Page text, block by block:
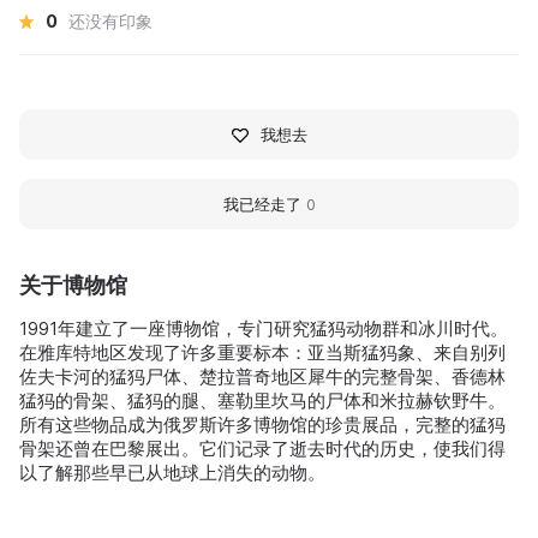
关于博物馆
1991年建立了一座博物馆，专门研究猛犸动物群和冰川时代。
在雅库特地区发现了许多重要标本：亚当斯猛犸象、来自别列
佐夫卡河的猛犸尸体、楚拉普奇地区犀牛的完整骨架、香德林
猛犸的骨架、猛犸的腿、塞勒里坎马的尸体和米拉赫钦野牛。
所有这些物品成为俄罗斯许多博物馆的珍贵展品，完整的猛犸
骨架还曾在巴黎展出。它们记录了逝去时代的历史，使我们得
以了解那些早已从地球上消失的动物。
0 还没有印象
我想去
我已经走了 0